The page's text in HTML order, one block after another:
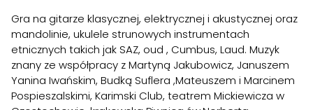
Gra na gitarze klasycznej, elektrycznej i akustycznej oraz
mandolinie, ukulele strunowych instrumentach
etnicznych takich jak SAZ, oud , Cumbus, Laud. Muzyk
znany ze współpracy z Martyną Jakubowicz, Januszem
Yanina Iwańskim, Budką Suflera ,Mateuszem i Marcinem
Pospieszalskimi, Karimski Club, teatrem Mickiewicza w